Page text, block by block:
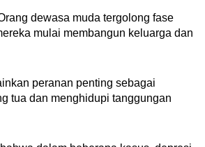
dewasa muda tergolong fase
mulai membangun keluarga dan
peranan penting sebagai
tua dan menghidupi tanggungan